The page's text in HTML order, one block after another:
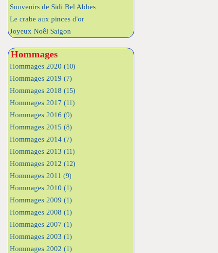
Souvenirs de Sidi Bel Abbes
Le crabe aux pinces d'or
Joyeux Noêl Saigon
Hommages
Hommages 2020 (10)
Hommages 2019 (7)
Hommages 2018 (15)
Hommages 2017 (11)
Hommages 2016 (9)
Hommages 2015 (8)
Hommages 2014 (7)
Hommages 2013 (11)
Hommages 2012 (12)
Hommages 2011 (9)
Hommages 2010 (1)
Hommages 2009 (1)
Hommages 2008 (1)
Hommages 2007 (1)
Hommages 2003 (1)
Hommages 2002 (1)